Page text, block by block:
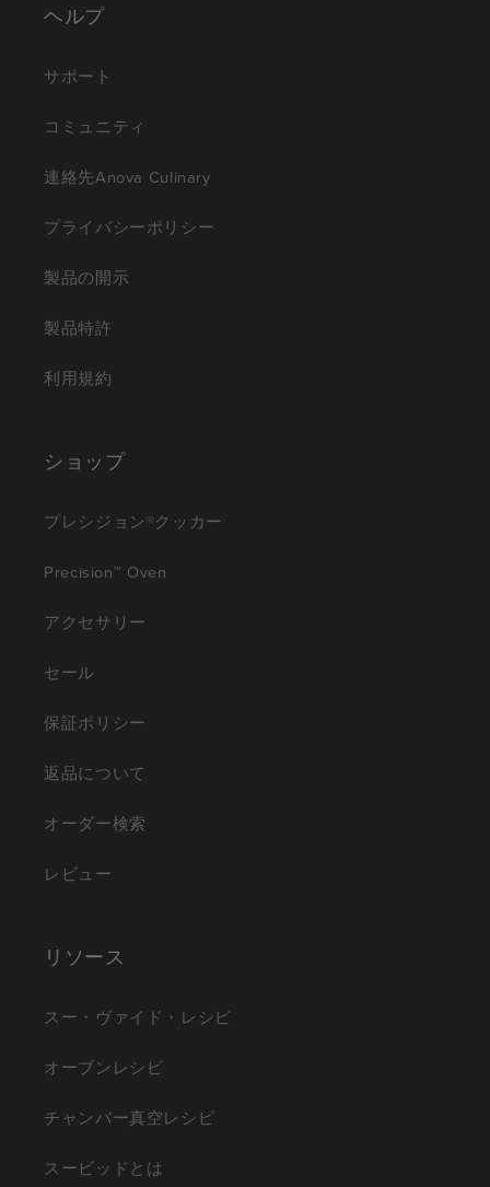
ヘルプ
サポート
コミュニティ
連絡先Anova Culinary
プライバシーポリシー
製品の開示
製品特許
利用規約
ショップ
プレシジョン®クッカー
Precision™ Oven
アクセサリー
セール
保証ポリシー
返品について
オーダー検索
レビュー
リソース
スー・ヴァイド・レシピ
オーブンレシピ
チャンバー真空レシピ
スービッドとは